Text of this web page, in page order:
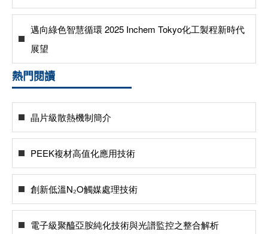
邁向綠色智慧循環 2025 Inchem Tokyo化工製程新時代
展望
熱門閱讀
晶片級散熱機制簡介
PEEK複材高值化應用技術
創新低溫N₂O觸媒處理技術
電子級聚醯亞胺純化技術與光譜監控之整合解析